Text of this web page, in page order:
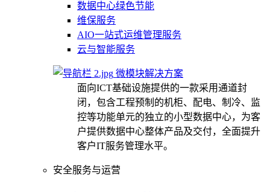
数据中心绿色节能
维保服务
AIO一站式运维管理服务
云与智能服务
微模块解决方案
面向ICT基础设施提供的一款采用通道封
闭，包含工程预制的机柜、配电、制冷、监
控等功能单元的独立的小型数据中心，为客
户提供数据中心整体产品及交付，全面提升
客户IT服务管理水平。
安全服务与运营